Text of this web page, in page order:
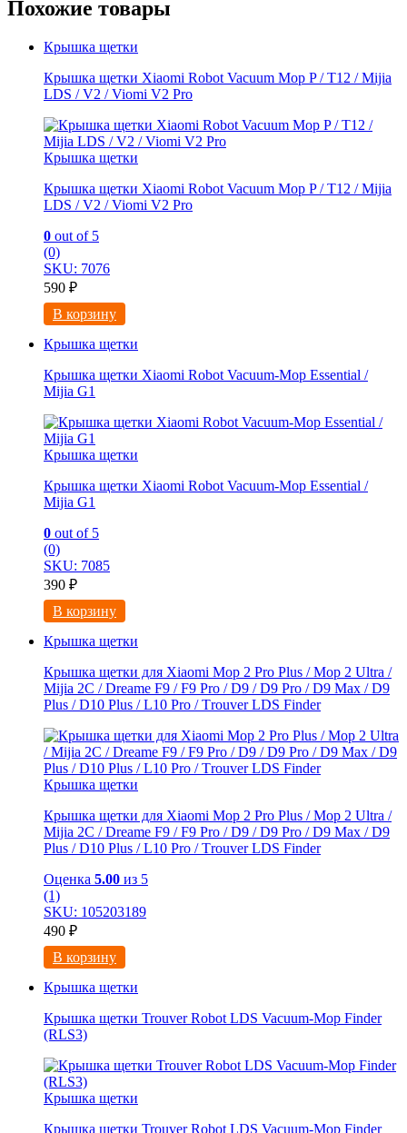
Похожие товары
Крышка щетки
Крышка щетки Xiaomi Robot Vacuum Mop P / T12 / Mijia
LDS / V2 / Viomi V2 Pro
Крышка щетки
Крышка щетки Xiaomi Robot Vacuum Mop P / T12 / Mijia
LDS / V2 / Viomi V2 Pro
0 out of 5
(0)
SKU: 7076
590 ₽
В корзину
Крышка щетки
Крышка щетки Xiaomi Robot Vacuum-Mop Essential /
Mijia G1
Крышка щетки
Крышка щетки Xiaomi Robot Vacuum-Mop Essential /
Mijia G1
0 out of 5
(0)
SKU: 7085
390 ₽
В корзину
Крышка щетки
Крышка щетки для Xiaomi Mоp 2 Рro Plus / Mop 2 Ultra /
Мijia 2C / Drеame F9 / F9 Prо / D9 / D9 Рro / D9 Maх / D9
Рlus / D10 Рlus / L10 Рro / Тrоuver LDS Finder
Крышка щетки
Крышка щетки для Xiaomi Mоp 2 Рro Plus / Mop 2 Ultra /
Мijia 2C / Drеame F9 / F9 Prо / D9 / D9 Рro / D9 Maх / D9
Рlus / D10 Рlus / L10 Рro / Тrоuver LDS Finder
Оценка 5.00 из 5
(1)
SKU: 105203189
490 ₽
В корзину
Крышка щетки
Крышка щетки Trouver Robot LDS Vacuum-Mop Finder
(RLS3)
Крышка щетки
Крышка щетки Trouver Robot LDS Vacuum-Mop Finder